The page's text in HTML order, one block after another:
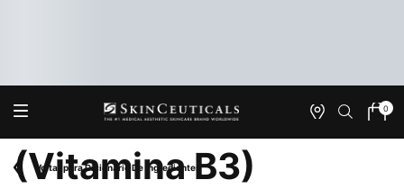
Onde
Meu
0
0
Main content
Voltar para Dicionário De Ingredientes
Niacinamida
(Vitamina B3)